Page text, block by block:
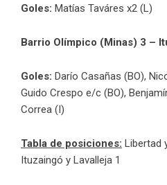
Goles: Matías Taváres x2 (L)
Barrio Olímpico (Minas) 3 –
Goles: Darío Casañas (BO),
Guido Crespo e/c (BO),
Correa (I)
Tabla de posiciones: Libertad
Ituzaingó y Lavalleja 1